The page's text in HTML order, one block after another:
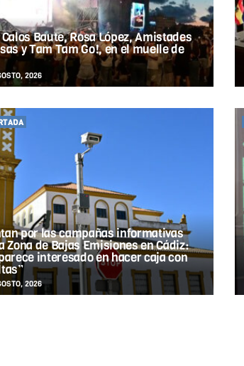
Baute, Rosa López, Amistades
y Tam Tam Go!, en el muelle de
2026
por las campañas informativas
Zona de Bajas Emisiones en Cádiz:
interesado en hacer caja con
2026